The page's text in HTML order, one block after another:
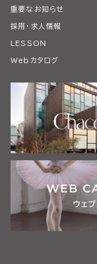
重要なお知らせ
採用・求人情報
LESSON
Webカタログ